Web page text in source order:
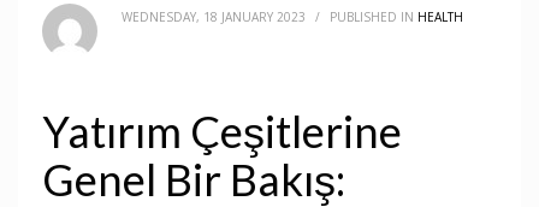
WEDNESDAY, 18 JANUARY 2023 / PUBLISHED IN HEALTH
Yatırım Çeşitlerine
Genel Bir Bakış: